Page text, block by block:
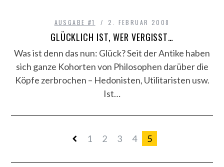
AUSGABE #1 2. FEBRUAR 2008
GLÜCKLICH IST, WER VERGISST…
Was ist denn das nun: Glück? Seit der Antike haben
sich ganze Kohorten von Philosophen darüber die
Köpfe zerbrochen – Hedonisten, Utilitaristen usw.
Ist…
1 2 3 4 5